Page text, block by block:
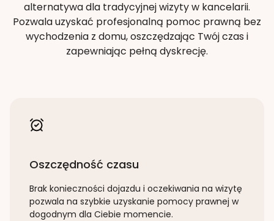
alternatywa dla tradycyjnej wizyty w kancelarii.
Pozwala uzyskać profesjonalną pomoc prawną bez
wychodzenia z domu, oszczędzając Twój czas i
zapewniając pełną dyskrecję.
Oszczędność czasu
Brak konieczności dojazdu i oczekiwania na wizytę
pozwala na szybkie uzyskanie pomocy prawnej w
dogodnym dla Ciebie momencie.